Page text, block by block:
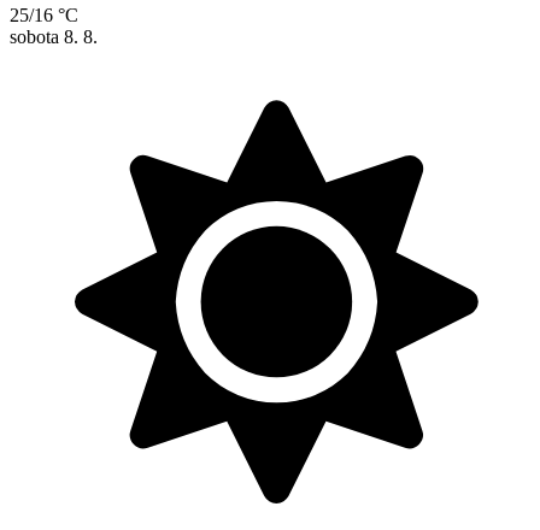
25/16 °C
sobota 8. 8.